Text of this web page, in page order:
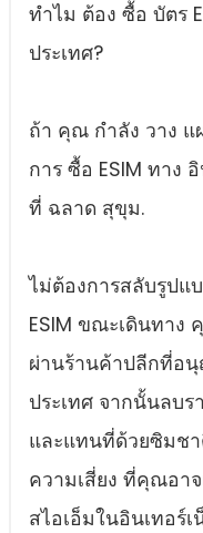
ทําไม ต้อง ซื้อ บัตร
ประเทศ?
ถ้า คุณ กําลัง วาง แ
การ ซื้อ ESIM ทาง
ที่ ฉลาด สุขุม.
ไม่ต้องการสลับรูป
ESIM ขณะเดินทาง
ผ่านร้านค้าปลีกที่อนุ
ประเทศ จากนั้นลบ
และแทนที่ด้วยซิมช
ความเสี่ยง ที่คุณอา
สไอเอ็มในอินเทอร์